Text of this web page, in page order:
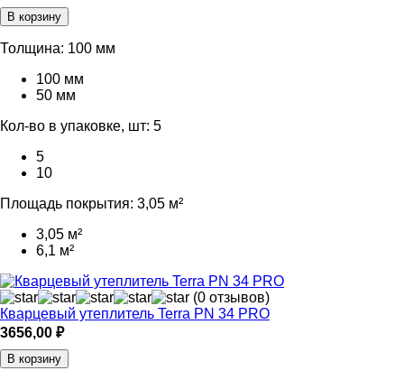
В корзину
Толщина: 100 мм
100 мм
50 мм
Кол-во в упаковке, шт: 5
5
10
Площадь покрытия: 3,05 м²
3,05 м²
6,1 м²
(0 отзывов)
Кварцевый утеплитель Terra PN 34 PRO
3656,00 ₽
В корзину